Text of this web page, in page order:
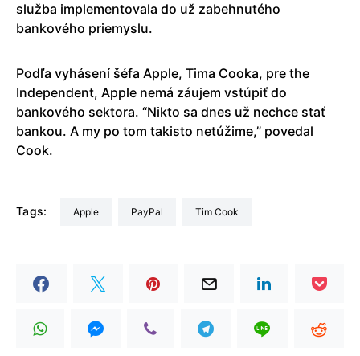
služba implementovala do už zabehnutého
bankového priemyslu.
Podľa vyhásení šéfa Apple, Tima Cooka, pre the
Independent, Apple nemá záujem vstúpiť do
bankového sektora. “Nikto sa dnes už nechce stať
bankou. A my po tom takisto netúžime,” povedal
Cook.
Tags: Apple PayPal Tim Cook